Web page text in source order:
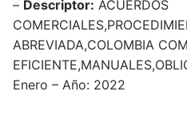
– Descriptor: ACUERDOS
ABREVIADA,COLOMBIA
Enero – Año: 2022